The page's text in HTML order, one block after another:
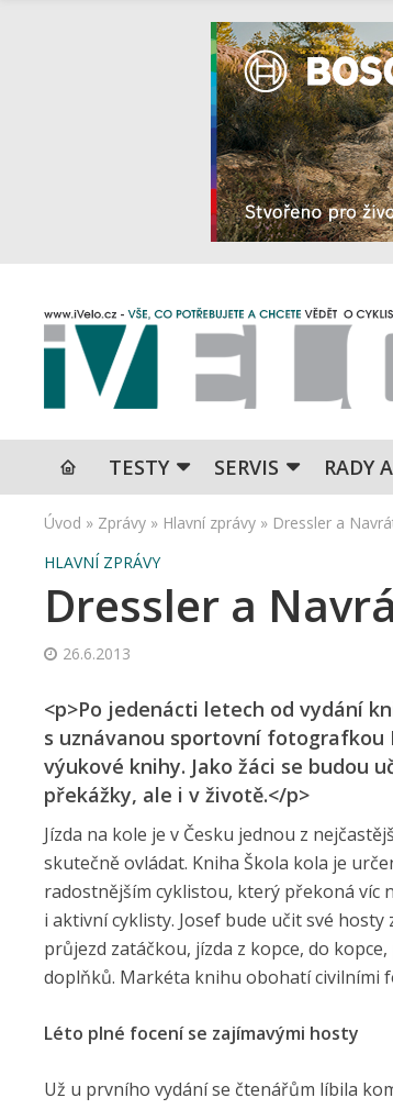
TESTY SERVIS RADY
Úvod » Zprávy » Hlavní zprávy » Dressler a
HLAVNÍ ZPRÁVY
Dressler a
26.6.2013
<p>Po jedenácti letech od vydání
s uznávanou sportovní
výukové knihy. Jako žáci se budou
překážky, ale i v životě.</p>
Jízda na kole je v Česku jednou z
skutečně ovládat. Kniha Škola kola je
radostnějším cyklistou, který překoná víc
i aktivní cyklisty. Josef bude učit své
průjezd zatáčkou, jízda z kopce, do
doplňků. Markéta knihu obohatí civilními
Léto plné focení se zajímavými hosty
Už u prvního vydání se čtenářům líbila